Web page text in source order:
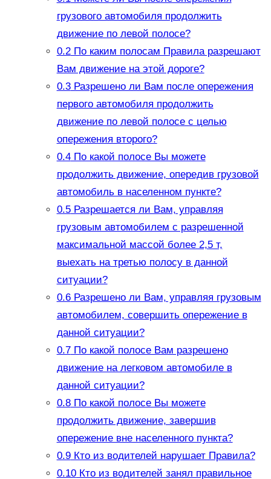
грузового автомобиля продолжить
движение по левой полосе?
0.2По каким полосам Правила разрешают
Вам движение на этой дороге?
0.3Разрешено ли Вам после опережения
первого автомобиля продолжить
движение по левой полосе с целью
опережения второго?
0.4По какой полосе Вы можете
продолжить движение, опередив грузовой
автомобиль в населенном пункте?
0.5Разрешается ли Вам, управляя
грузовым автомобилем с разрешенной
максимальной массой более 2,5 т,
выехать на третью полосу в данной
ситуации?
0.6Разрешено ли Вам, управляя грузовым
автомобилем, совершить опережение в
данной ситуации?
0.7По какой полосе Вам разрешено
движение на легковом автомобиле в
данной ситуации?
0.8По какой полосе Вы можете
продолжить движение, завершив
опережение вне населенного пункта?
0.9Кто из водителей нарушает Правила?
0.10Кто из водителей занял правильное